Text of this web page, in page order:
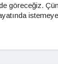
göreceğiz.
istemeye